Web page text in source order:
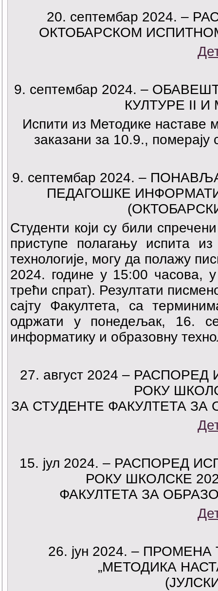
20. септембар 2024. –
ОКТОБАРСКОМ
9. септембар 2024. –
КУЛТУРЕ II
Испити из Методике наставе
заказани за 10.9.,
9. септембар 2024. –
ПЕДАГОШКЕ
Студенти који су били
приступе полагању испита
технологије, могу да полажу
2024. године у 15:00 часова,
трећи спрат). Резултати
сајту Факултета, са
одржати у понедељак, 16.
информатику и образовну
27. август 2024 –
РОКУ
ЗА СТУДЕНТЕ ФАКУЛТЕТА
15. јул 2024. – РАСПОРЕД
РОКУ ШКОЛСКЕ
ФАКУЛТЕТА ЗА
26. јун 2024. –
„МЕТОДИКА